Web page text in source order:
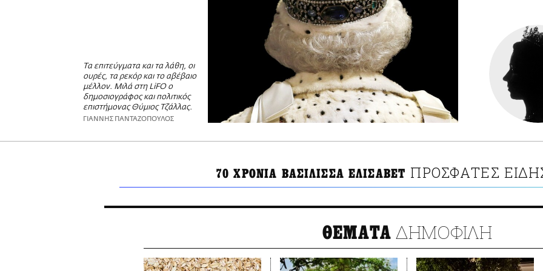
Τα επιτεύγματα και τα λάθη, οι
ουρές, τα ρεκόρ και το αβέβαιο
μέλλον. Μιλά στη LiFO ο
δημοσιογράφος και πολιτικός
επιστήμονας Θύμιος Τζάλλας.
ΓΙΑΝΝΗΣ ΠΑΝΤΑΖΟΠΟΥΛΟΣ
70 ΧΡΟΝΙΑ ΒΑΣΙΛΙΣΣΑ ΕΛΙΣΑΒΕΤ ΠΡΟΣΦΑΤΕΣ
ΘΕΜΑΤΑ ΔΗΜΟΦΙΛΗ